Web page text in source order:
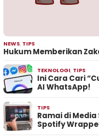
NEWS, TIPS
Hukum Memberikan
TEKNOLOGI, TIPS
Ini Cara Cari
AI WhatsApp!
TIPS
Ramai di
Spotify